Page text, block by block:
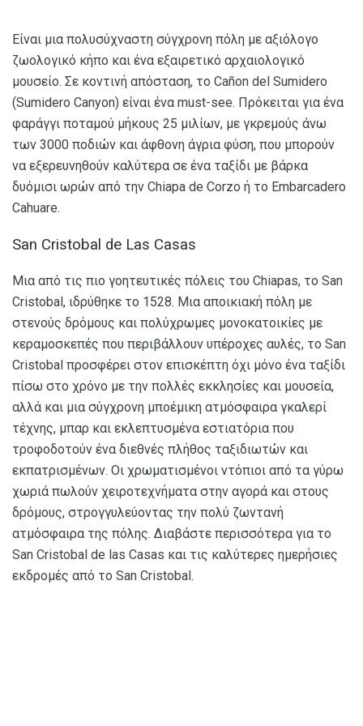
Είναι μια πολυσύχναστη σύγχρονη πόλη με αξιόλογο
ζωολογικό κήπο και ένα εξαιρετικό αρχαιολογικό
μουσείο. Σε κοντινή απόσταση, το Cañon del Sumidero
(Sumidero Canyon) είναι ένα must-see. Πρόκειται για ένα
φαράγγι ποταμού μήκους 25 μιλίων, με γκρεμούς άνω
των 3000 ποδιών και άφθονη άγρια ​​φύση, που μπορούν
να εξερευνηθούν καλύτερα σε ένα ταξίδι με βάρκα
δυόμισι ωρών από την Chiapa de Corzo ή το Embarcadero
Cahuare.
San Cristobal de Las Casas
Μια από τις πιο γοητευτικές πόλεις του Chiapas, το San
Cristobal, ιδρύθηκε το 1528. Μια αποικιακή πόλη με
στενούς δρόμους και πολύχρωμες μονοκατοικίες με
κεραμοσκεπές που περιβάλλουν υπέροχες αυλές, το San
Cristobal προσφέρει στον επισκέπτη όχι μόνο ένα ταξίδι
πίσω στο χρόνο με την πολλές εκκλησίες και μουσεία,
αλλά και μια σύγχρονη μποέμικη ατμόσφαιρα γκαλερί
τέχνης, μπαρ και εκλεπτυσμένα εστιατόρια που
τροφοδοτούν ένα διεθνές πλήθος ταξιδιωτών και
εκπατρισμένων. Οι χρωματισμένοι ντόπιοι από τα γύρω
χωριά πωλούν χειροτεχνήματα στην αγορά και στους
δρόμους, στρογγυλεύοντας την πολύ ζωντανή
ατμόσφαιρα της πόλης. Διαβάστε περισσότερα για το
San Cristobal de las Casas και τις καλύτερες ημερήσιες
εκδρομές από το San Cristobal.